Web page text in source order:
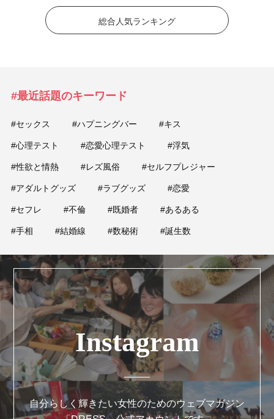
総合人気ランキング
#最近話題のキーワード
#セックス #ハプニングバー #キス
#心理テスト #恋愛心理テスト #浮気
#性欲と情熱 #レズ風俗 #セルフプレジャー
#アダルトグッズ #ラブグッズ #恋愛
#セフレ #不倫 #既婚者 #あるある
#手相 #結婚線 #数秘術 #誕生数
Instagram
自分らしく輝きたい女性のためのウェブマガジン